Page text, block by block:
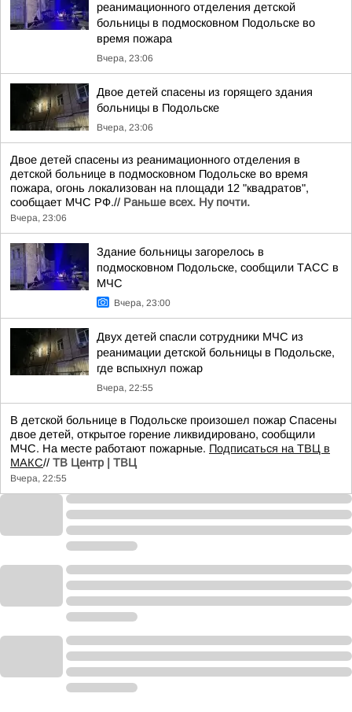
реанимационного отделения детской
больницы в подмосковном Подольске во
время пожара
Вчера, 23:06
Двое детей спасены из горящего здания
больницы в Подольске
Вчера, 23:06
Двое детей спасены из реанимационного отделения в
детской больнице в подмосковном Подольске во время
пожара, огонь локализован на площади 12 "квадратов",
сообщает МЧС РФ.// Раньше всех. Ну почти.
Вчера, 23:06
Здание больницы загорелось в
подмосковном Подольске, сообщили ТАСС в
МЧС
Вчера, 23:00
Двух детей спасли сотрудники МЧС из
реанимации детской больницы в Подольске,
где вспыхнул пожар
Вчера, 22:55
В детской больнице в Подольске произошел пожар Спасены
двое детей, открытое горение ликвидировано, сообщили
МЧС. На месте работают пожарные. Подписаться на ТВЦ в
МАКС// ТВ Центр | ТВЦ
Вчера, 22:55